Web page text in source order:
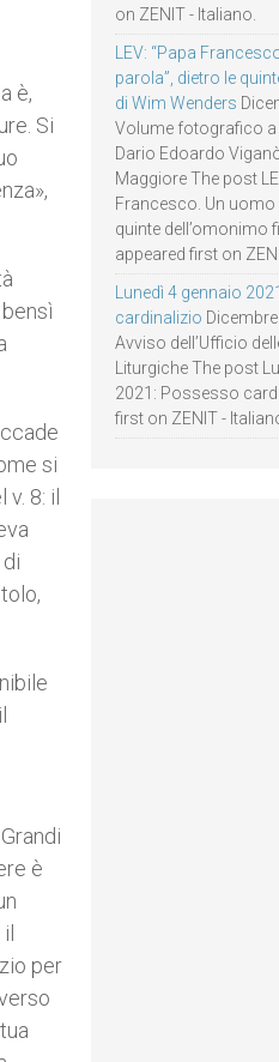
è,
Si
si
8: il
è
per
on ZENIT - Italiano.
LEV: “Papa
parola”, dietro le
di Wim Wenders
Volume fotografico
Dario Edoardo
Maggiore The post
Francesco. Un uomo
quinte dell’omonimo
appeared first on
Lunedì 4 gennaio
cardinalizio
Avviso dell’Ufficio
Liturgiche The post
2021: Possesso
first on ZENIT -